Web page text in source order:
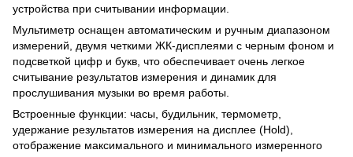
устройства при считывании информации.
Мультиметр оснащен автоматическим и ручным диапазоном
измерений, двумя четкими ЖК-дисплеями с черным фоном и
подсветкой цифр и букв, что обеспечивает очень легкое
считывание результатов измерения и динамик для
прослушивания музыки во время работы.
Встроенные функции: часы, будильник, термометр,
удержание результатов измерения на дисплее (Hold),
отображение максимального и минимального измеренного